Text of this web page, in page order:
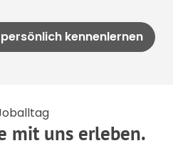
kennenlernen
mit uns erleben.